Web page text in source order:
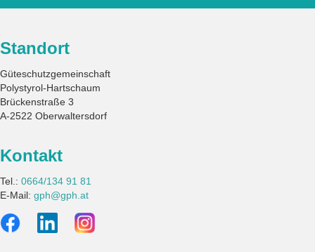
Standort
Güteschutzgemeinschaft
Polystyrol-Hartschaum
Brückenstraße 3
A-2522 Oberwaltersdorf
Kontakt
Tel.: 0664/134 91 81
E-Mail: gph@gph.at